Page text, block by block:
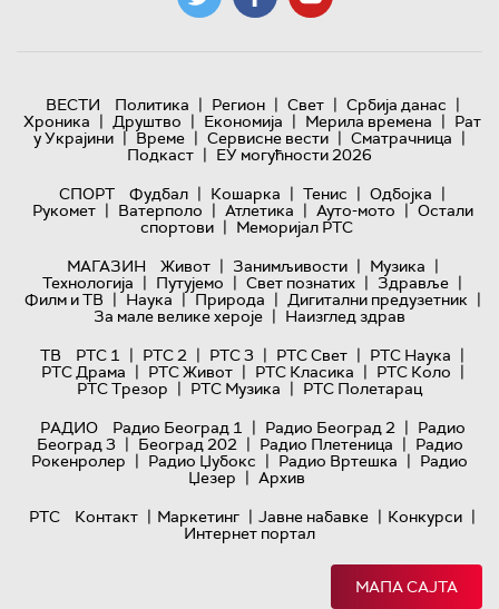
ВЕСТИ Политика | Регион | Свет | Србија данас |
Хроника | Друштво | Економија | Мерила времена | Рат
у Украјини | Време | Сервисне вести | Сматрачница |
Подкаст | ЕУ могућности 2026
СПОРТ
Фудбал | Кошарка | Тенис | Одбојка |
Рукомет | Ватерполо | Атлетика | Ауто-мото | Остали
спортови | Меморијал РТС
МАГАЗИН
Живот | Занимљивости | Музика |
Технологијa | Путујемо | Свет познатих | Здравље |
Филм и ТВ | Наука | Природа | Дигитални предузетник |
За мале велике хероје | Наизглед здрав
ТВ
РТС 1 | РТС 2 | РТС 3 | РТС Свет | РТС Наука |
РТС Драма | РТС Живот | РТС Класика | РТС Коло |
РТС Трезор | РТС Музика | РТС Полетарац
РАДИО
Радио Београд 1 | Радио Београд 2 | Радио
Београд 3 | Београд 202 | Радио Плетеница | Радио
Рокенролер | Радио Џубокс | Радио Вртешка | Радио
Џезер | Архив
РТС
Контакт | Маркетинг | Јавне набавке | Конкурси |
Интернет портал
МАПА САЈТА